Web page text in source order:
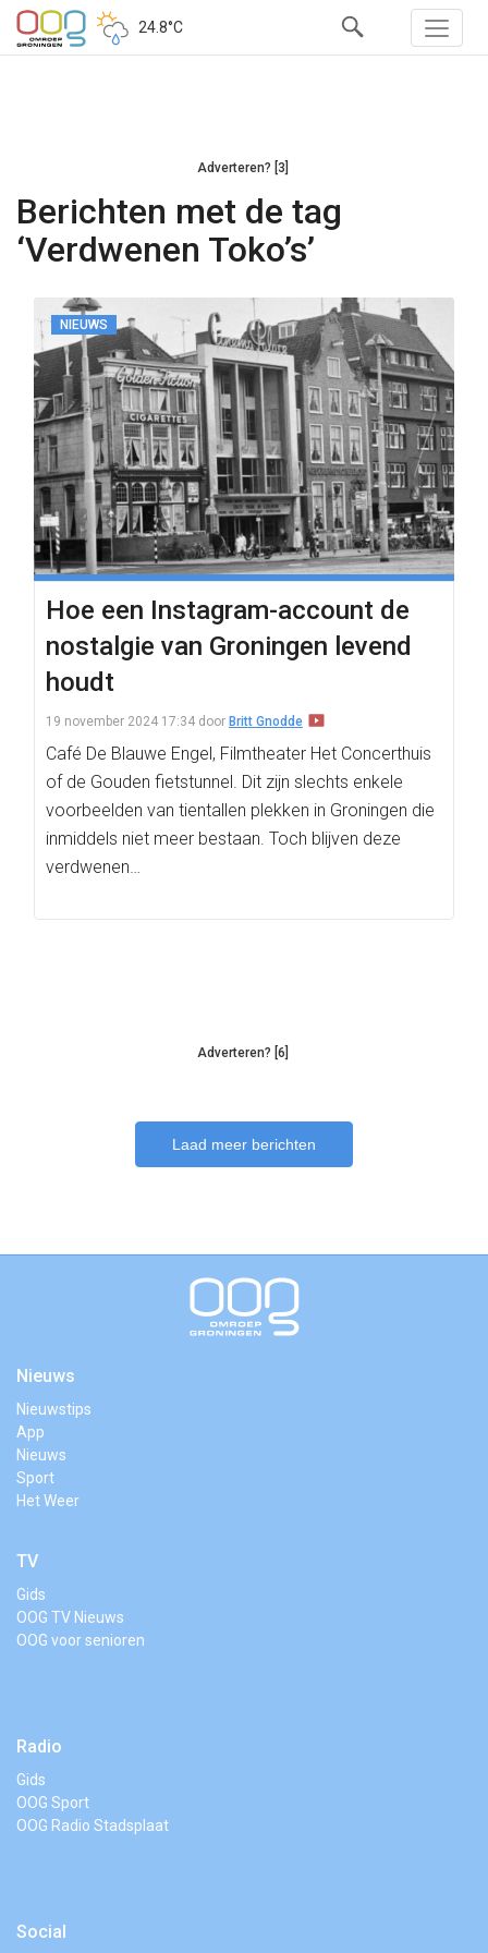
24.8°C
Adverteren? [3]
Berichten met de tag
‘Verdwenen Toko’s’
NIEUWS
Hoe een Instagram-account de
nostalgie van Groningen levend
houdt
19 november 2024 17:34 door Britt Gnodde
Café De Blauwe Engel, Filmtheater Het Concerthuis
of de Gouden fietstunnel. Dit zijn slechts enkele
voorbeelden van tientallen plekken in Groningen die
inmiddels niet meer bestaan. Toch blijven deze
verdwenen…
Adverteren? [6]
Laad meer berichten
Nieuws
Nieuwstips
App
Nieuws
Sport
Het Weer
TV
Gids
OOG TV Nieuws
OOG voor senioren
Radio
Gids
OOG Sport
OOG Radio Stadsplaat
Social